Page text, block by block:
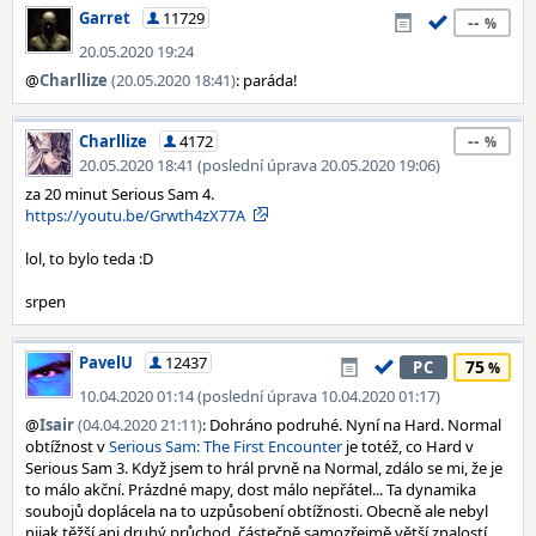
Garret
11729
20.05.2020 19:24
--
@Charllize (20.05.2020 18:41): paráda!
Charllize
4172
20.05.2020 18:41 (poslední úprava 20.05.2020 19:06)
--
za 20 minut Serious Sam 4.
https://youtu.be/Grwth4zX77A
lol, to bylo teda :D
srpen
PavelU
12437
10.04.2020 01:14 (poslední úprava 10.04.2020 01:17)
PC 75
@Isair(04.04.2020 21:11): Dohráno podruhé. Nyní na Hard. Normal
obtížnost vSerious Sam: The First Encounterje totéž, co Hard v
Serious Sam 3. Když jsem to hrál prvně na Normal, zdálo se mi, že je
to málo akční. Prázdné mapy, dost málo nepřátel... Ta dynamika
soubojů doplácela na to uzpůsobení obtížnosti. Obecně ale nebyl